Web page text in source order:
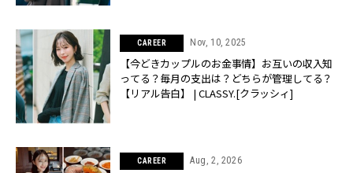
CAREER Nov, 10, 2025
【今どきカップルのお金事情】お互いの収入知
ってる？毎月の支出は？どちらが管理してる？
【リアル告白】 | CLASSY.[クラッシィ]
CAREER Aug, 2, 2026